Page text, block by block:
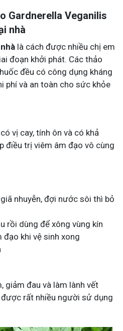
Gardnerella Veganilis
nhà
là cách được nhiều chị em
đoạn khởi phát. Các thảo
đều có công dụng kháng
phí và an toàn cho sức khỏe
vị cay, tính ôn và có khả
điều trị viêm âm đạo vô cùng
nhuyễn, đợi nước sôi thì bỏ
rồi dùng để xông vùng kín
đạo khi vệ sinh xong
giảm đau và làm lành vết
rất nhiều người sử dụng